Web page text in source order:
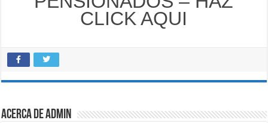
CLICK AQUI
Acerca de admin